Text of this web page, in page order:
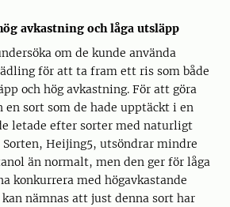
avkastning och låga utsläpp
om de kunde använda
för att ta fram ett ris som både
och hög avkastning. För att göra
sort som de hade upptäckt i en
letade efter sorter med naturligt
Heijing5, utsöndrar mindre
än normalt, men den ger för låga
konkurrera med högavkastande
nämnas att just denna sort har